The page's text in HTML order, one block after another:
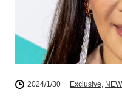
2024/1/30 Exclusive,